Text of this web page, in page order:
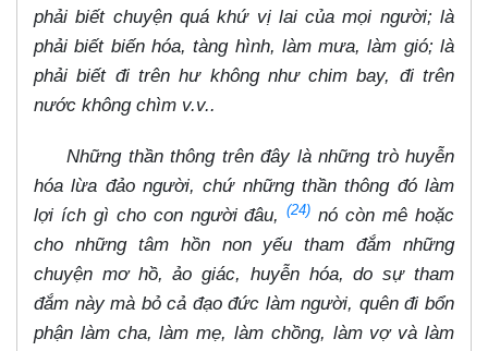
phải biết chuyện quá khứ vị lai của mọi người; là
phải biết biến hóa, tàng hình, làm mưa, làm gió; là
phải biết đi trên hư không như chim bay, đi trên
nước không chìm v.v..
Những thần thông trên đây là những trò huyễn
hóa lừa đảo người, chứ những thần thông đó làm
lợi ích gì cho con người đâu,(24) nó còn mê hoặc
cho những tâm hồn non yếu tham đắm những
chuyện mơ hồ, ảo giác, huyễn hóa, do sự tham
đắm này mà bỏ cả đạo đức làm người, quên đi bổn
phận làm cha, làm mẹ, làm chồng, làm vợ và làm